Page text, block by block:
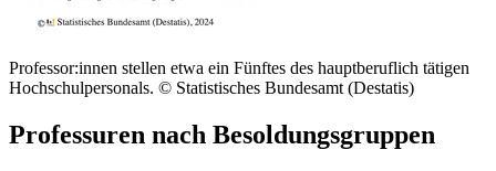
Professor:innen stellen etwa ein Fünftes des hauptberuflich tätigen
Hochschulpersonals. © Statistisches Bundesamt (Destatis)
Professuren nach Besoldungsgruppen